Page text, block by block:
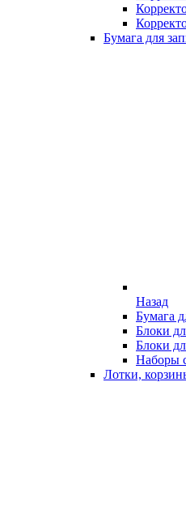
Бумага для
Назад
Бумага
Блоки
Блоки
Наборы
Лотки,